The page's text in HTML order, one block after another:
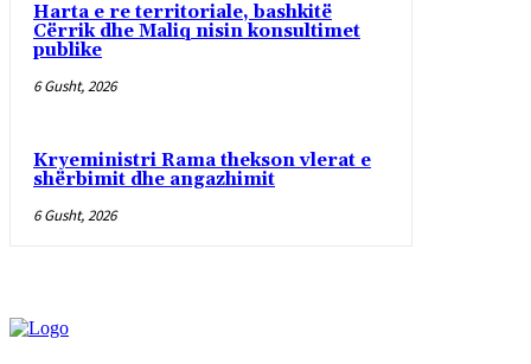
Harta e re territoriale, bashkitë
Cërrik dhe Maliq nisin konsultimet
publike
6 Gusht, 2026
Kryeministri Rama thekson vlerat e
shërbimit dhe angazhimit
6 Gusht, 2026